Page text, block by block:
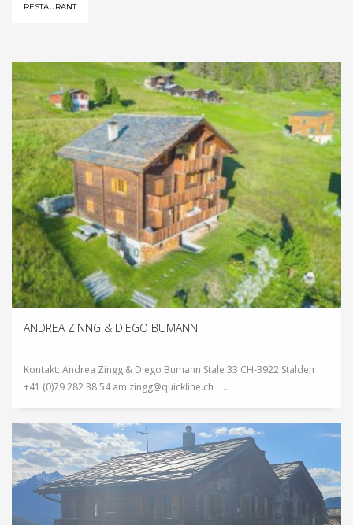
RESTAURANT
ANDREA ZINNG & DIEGO BUMANN
Kontakt: Andrea Zingg & Diego Bumann Stale 33 CH-3922 Stalden
+41 (0)79 282 38 54 am.zingg@quickline.ch ...